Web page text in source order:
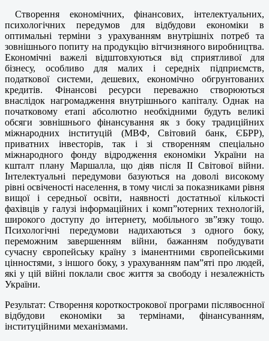
Створення економічних, фінансових, інтелектуальних,
психологічних передумов для відбудови економіки в
оптимальні терміни з урахуванням внутрішніх потреб та
зовнішнього попиту на продукцію вітчизняного виробництва.
Економічні важелі відштовхуються від сприятливої для
бізнесу, особливо для малих і середніх підприємств,
податкової системи, дешевих, економічно обгрунтованих
кредитів. Фінансові ресурси переважно створюються
внаслідок нагромадження внутрішнього капіталу. Однак на
початковому етапі абсолютно необхідними будуть великі
обсяги зовнішнього фінансування як з боку традиційних
міжнародних інституцій (МВФ, Світовий банк, ЄБРР),
приватних інвесторів, так і зі створенням спеціально
міжнародного фонду відродження економіки України на
кшталт плану Маршалла, що діяв після ІІ Світової війни.
Інтелектуальні передумови базуються на доволі високому
рівні освіченості населення, в тому числі за показниками рівня
вищої і середньої освіти, наявності достатньої кількості
фахівців у галузі інформаційних і комп”ютерних технологій,
широкого доступу до інтернету, мобільного зв”язку тощо.
Психологічні передумови надихаються з одного боку,
переможним завершенням війни, бажанням побудувати
сучасну європейську країну з іманентними європейськими
цінностями, з іншого боку, з урахуванням пам”яті про людей,
які у цій війні поклали своє життя за свободу і незалежність
України.
Результат: Створення короткострокової програми післявоєнної
відбудови економіки за термінами, фінансуванням,
інституційними механізмами.